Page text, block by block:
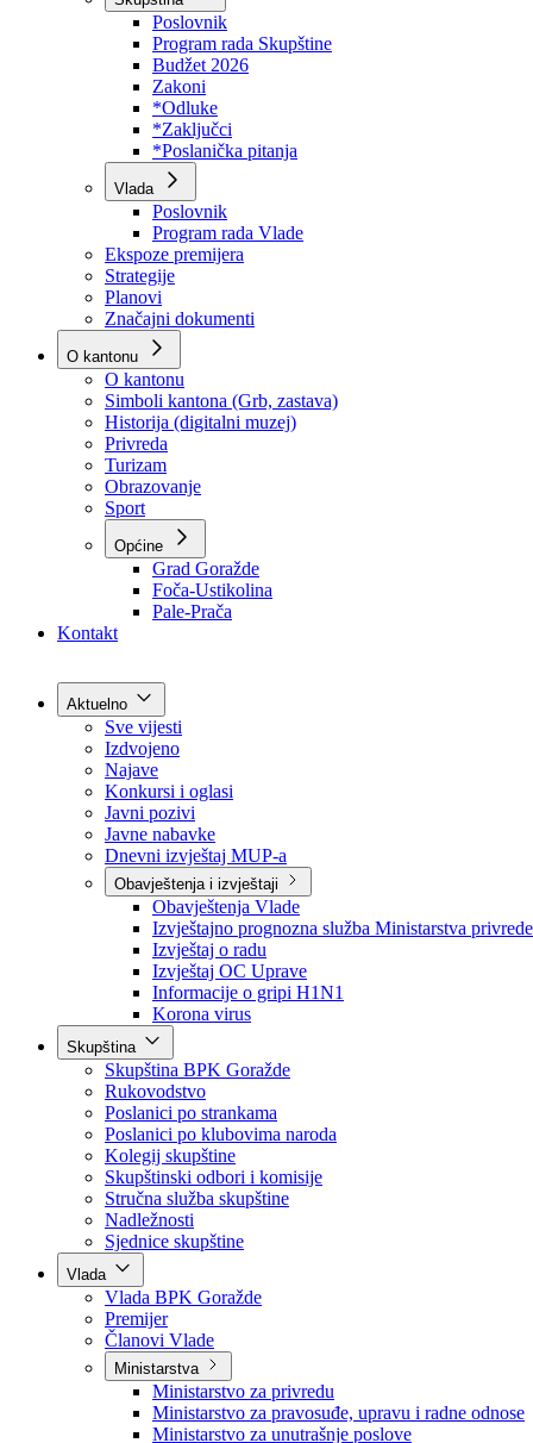
Dokumenti
Skupština
Poslovnik
Program rada Skupštine
Budžet 2026
Zakoni
*Odluke
*Zaključci
*Poslanička pitanja
Vlada
Poslovnik
Program rada Vlade
Ekspoze premijera
Strategije
Planovi
Značajni dokumenti
O kantonu
O kantonu
Simboli kantona (Grb, zastava)
Historija (digitalni muzej)
Privreda
Turizam
Obrazovanje
Sport
Općine
Kontakt
Aktuelno
Sve vijesti
Izdvojeno
Najave
Konkursi i oglasi
Javni pozivi
Javne nabavke
Dnevni izvještaj MUP-a
Obavještenja i izvještaji
Obavještenja Vlade
Izvještajno prognozna služba Ministarstva privrede
Izvještaj o radu
Izvještaj OC Uprave
Informacije o gripi H1N1
Korona virus
Skupština
Skupština BPK Goražde
Rukovodstvo
Poslanici po strankama
Poslanici po klubovima naroda
Kolegij skupštine
Skupštinski odbori i komisije
Stručna služba skupštine
Nadležnosti
Sjednice skupštine
Vlada
Vlada BPK Goražde
Premijer
Članovi Vlade
Ministarstva